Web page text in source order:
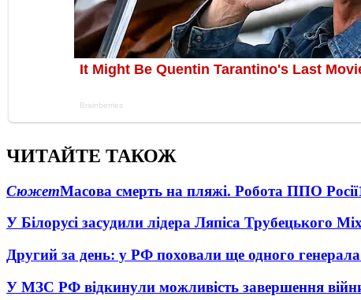
ЧИТАЙТЕ ТАКОЖ
СюжетМасова смерть на пляжі. Робота ППО Росії
У Білорусі засудили лідера Ляпіса Трубецького
Другий за день: у РФ поховали ще одного генерала
У МЗС РФ відкинули можливість завершення